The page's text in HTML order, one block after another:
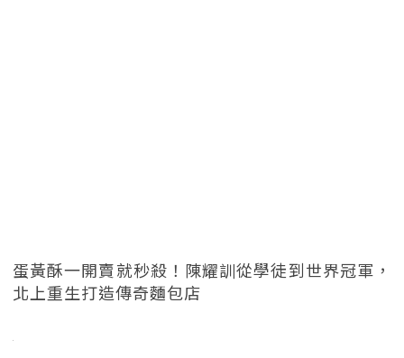
蛋黃酥一開賣就秒殺！陳耀訓從學徒到世界冠軍，
北上重生打造傳奇麵包店